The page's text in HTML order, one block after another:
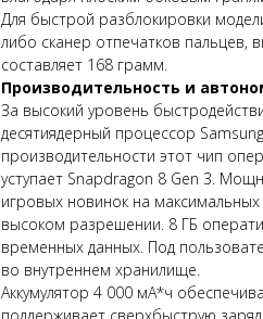
Для быстрой разблокировки
либо сканер отпечатков пальцев,
составляет 168 грамм.
Производительность и
За высокий уровень
десятиядерный процессор
производительности этот чип
уступает Snapdragon 8 Gen 3.
игровых новинок на
высоком разрешении. 8 ГБ
временных данных. Под
во внутреннем хранилище.
Аккумулятор 4 000 мА*ч
поддерживает сверхбыструю